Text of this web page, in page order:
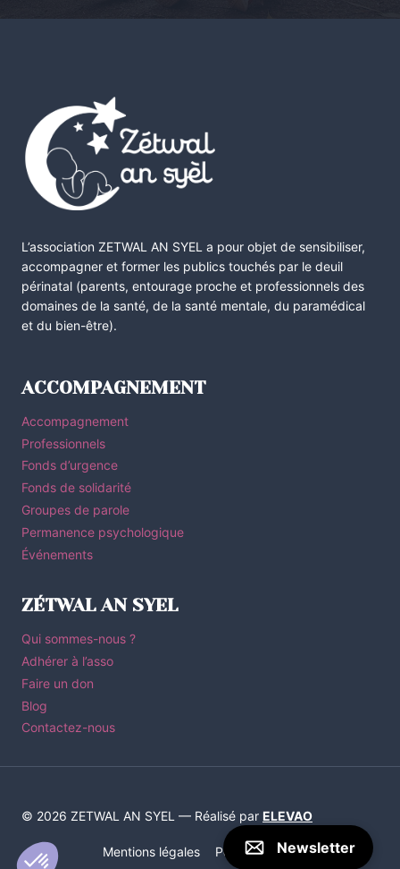
L’association ZETWAL AN SYEL a pour objet de sensibiliser,
accompagner et former les publics touchés par le deuil
périnatal (parents, entourage proche et professionnels des
domaines de la santé, de la santé mentale, du paramédical
et du bien-être).
ACCOMPAGNEMENT
Accompagnement
Professionnels
Fonds d’urgence
Fonds de solidarité
Groupes de parole
Permanence psychologique
Événements
ZÉTWAL AN SYEL
Qui sommes-nous ?
Adhérer à l’asso
Faire un don
Blog
Contactez-nous
© 2026 ZETWAL AN SYEL — Réalisé par ELEVAO
Mentions légales Politique de Confidentialité
Newsletter